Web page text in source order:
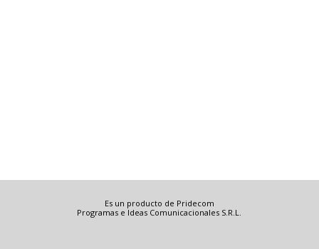
Es un producto de Pridecom
Programas e Ideas Comunicacionales S.R.L.